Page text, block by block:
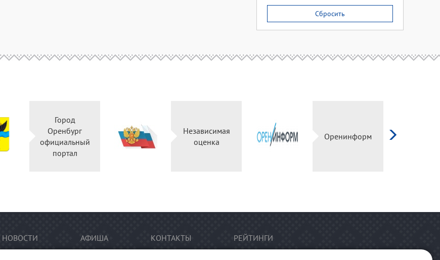
Сбросить
Город
Оренбург
официальный
портал
Независимая
оценка
Оренинформ
НОВОСТИ АФИША КОНТАКТЫ РЕЙТИНГИ